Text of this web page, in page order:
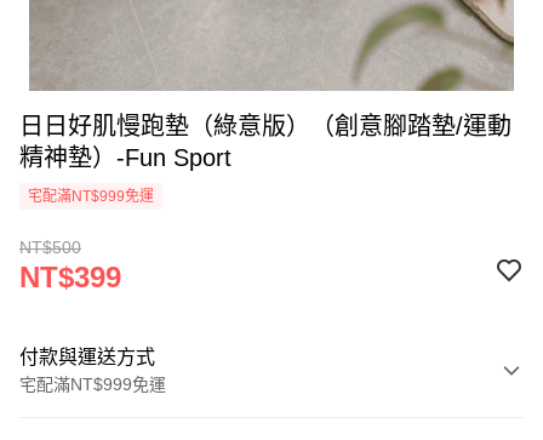
日日好肌慢跑墊（綠意版）（創意腳踏墊/運動
精神墊）-Fun Sport
宅配滿NT$999免運
NT$500
NT$399
付款與運送方式
宅配滿NT$999免運